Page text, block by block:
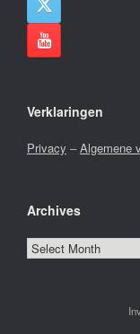
Verklaringen
Privacy –Algemene
Archives
Archives